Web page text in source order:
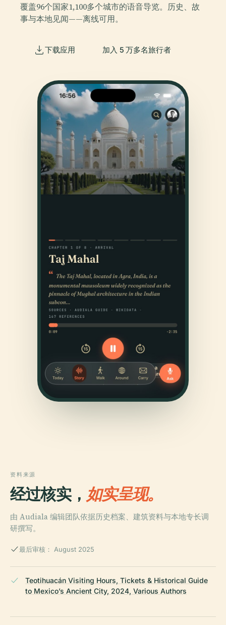
覆盖96个国家1,100多个城市的语音导览。历史、故
事与本地见闻——离线可用。
下载应用 加入 5 万多名旅行者
资料来源
经过核实， 如实呈现。
由 Audiala 编辑团队依据历史档案、建筑资料与本地专长调
研撰写。
最后审核： August 2025
Teotihuacán Visiting Hours, Tickets & Historical Guide
to Mexico’s Ancient City, 2024, Various Authors